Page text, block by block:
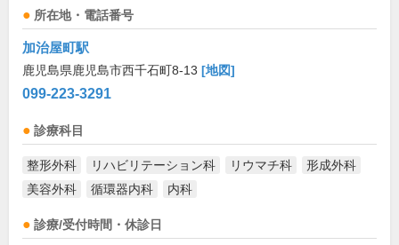
所在地・電話番号
加治屋町駅
鹿児島県鹿児島市西千石町8-13 [地図]
099-223-3291
診療科目
整形外科 リハビリテーション科 リウマチ科
形成外科
美容外科
循環器内科 内科
診療/受付時間・休診日